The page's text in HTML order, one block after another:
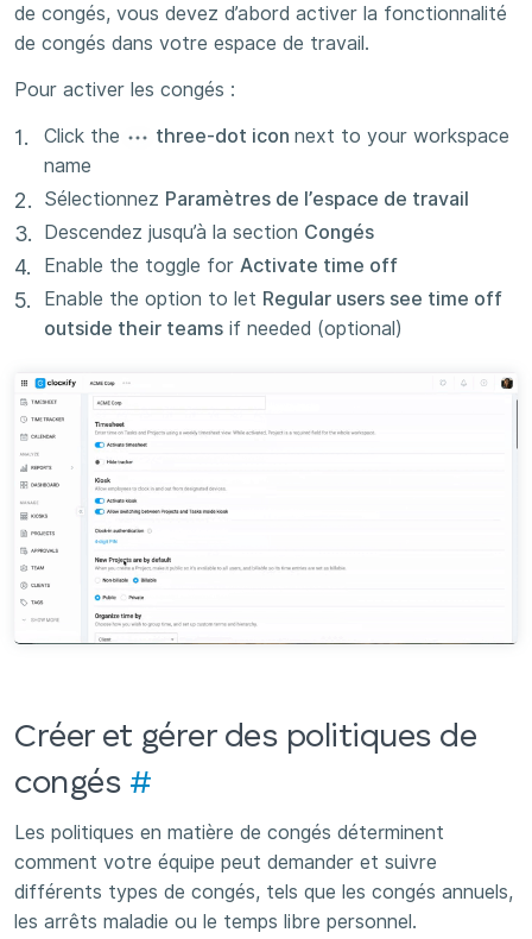
de congés, vous devez d’abord activer la fonctionnalité
de congés dans votre espace de travail.
Pour activer les congés :
Click the three-dot icon next to your workspace
name
Sélectionnez Paramètres de l’espace de travail
Descendez jusqu’à la section Congés
Enable the toggle for Activate time off
Enable the option to let Regular users see time off
outside their teams if needed (optional)
Créer et gérer des politiques de
congés #
Les politiques en matière de congés déterminent
comment votre équipe peut demander et suivre
différents types de congés, tels que les congés annuels,
les arrêts maladie ou le temps libre personnel.